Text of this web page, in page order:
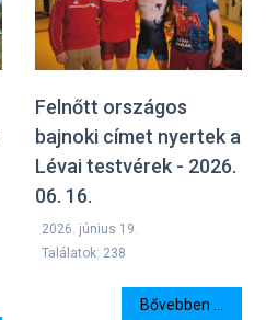
Felnőtt országos
bajnoki címet nyertek a
Lévai testvérek - 2026.
06. 16.
2026. június 19.
Találatok: 238
Bővebben ...